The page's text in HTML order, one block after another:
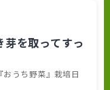
を取ってすっ
うち野菜』栽培日